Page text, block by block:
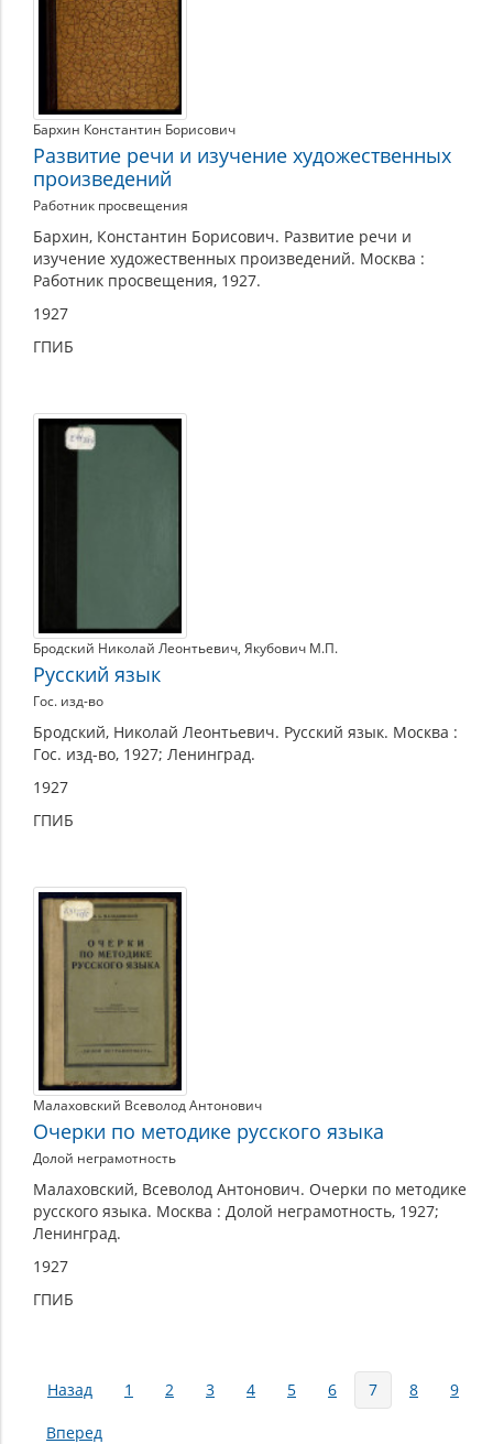
Бархин Константин Борисович
Развитие речи и изучение художественных
произведений
Работник просвещения
Бархин, Константин Борисович. Развитие речи и
изучение художественных произведений. Москва :
Работник просвещения, 1927.
1927
ГПИБ
Бродский Николай Леонтьевич, Якубович М.П.
Русский язык
Гос. изд-во
Бродский, Николай Леонтьевич. Русский язык. Москва :
Гос. изд-во, 1927; Ленинград.
1927
ГПИБ
Малаховский Всеволод Антонович
Очерки по методике русского языка
Долой неграмотность
Малаховский, Всеволод Антонович. Очерки по методике
русского языка. Москва : Долой неграмотность, 1927;
Ленинград.
1927
ГПИБ
Страницы
Назад 1 2 3 4 5 6 7 8 9
Вперед